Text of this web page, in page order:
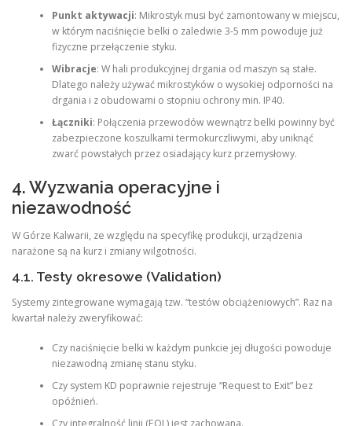
Punkt aktywacji: Mikrostyk musi być zamontowany w miejscu,
w którym naciśnięcie belki o zaledwie 3-5 mm powoduje już
fizyczne przełączenie styku.
Wibracje: W hali produkcyjnej drgania od maszyn są stałe.
Dlatego należy używać mikrostyków o wysokiej odporności na
drgania i z obudowami o stopniu ochrony min. IP40.
Łączniki: Połączenia przewodów wewnątrz belki powinny być
zabezpieczone koszulkami termokurczliwymi, aby uniknąć
zwarć powstałych przez osiadający kurz przemysłowy.
4. Wyzwania operacyjne i
niezawodność
W Górze Kalwarii, ze względu na specyfikę produkcji, urządzenia
narażone są na kurz i zmiany wilgotności.
4.1. Testy okresowe (Validation)
Systemy zintegrowane wymagają tzw. “testów obciążeniowych”. Raz na
kwartał należy zweryfikować:
Czy naciśnięcie belki w każdym punkcie jej długości powoduje
niezawodną zmianę stanu styku.
Czy system KD poprawnie rejestruje “Request to Exit” bez
opóźnień.